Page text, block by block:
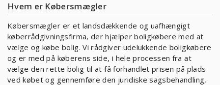
Hvem er Købersmægler
Købersmægler er et landsdækkende og uafhængigt
køberrådgivningsfirma, der hjælper boligkøbere med at
vælge og købe bolig. Vi rådgiver udelukkende boligkøbere
og er med på køberens side, i hele processen fra at
vælge den rette bolig til at få forhandlet prisen på plads
ved købet og gennemføre den juridiske sagsbehandling,